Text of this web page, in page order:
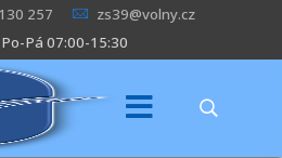
257
zs39@volny.cz
Po-Pá 07:00-15:30